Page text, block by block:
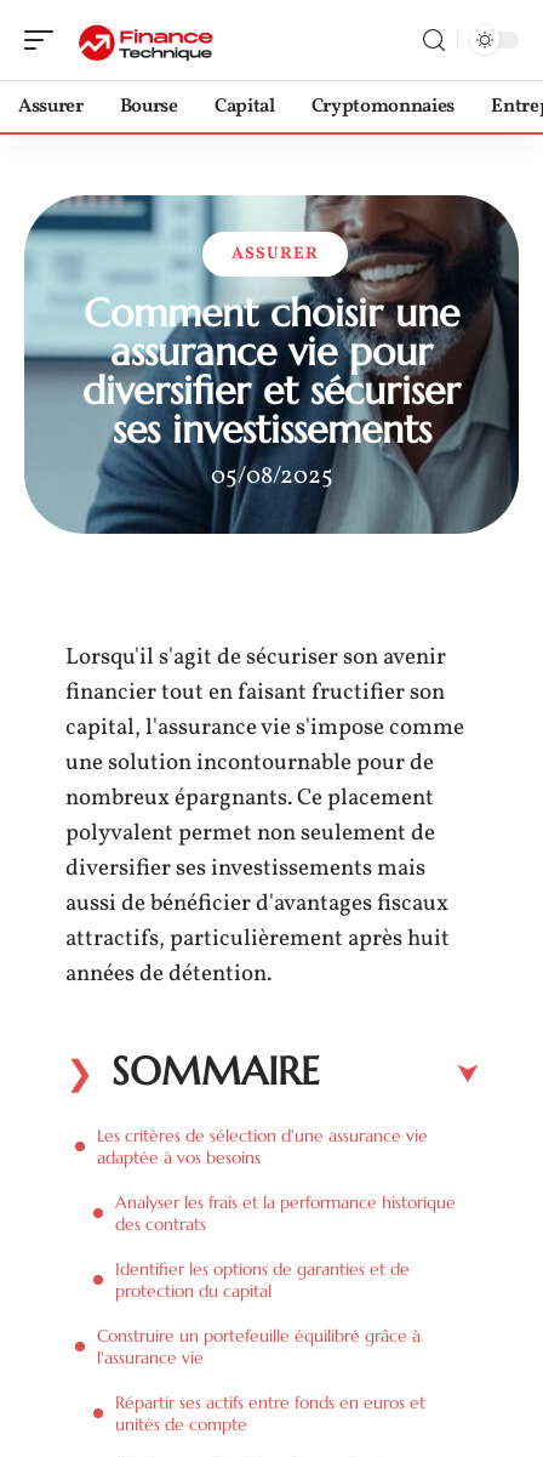
Assurer Bourse Capital Cryptomonnaies
ASSURER
Comment choisir une
assurance vie pour
diversifier et sécuriser
ses investissements
05/08/2025
Lorsqu'il s'agit de sécuriser son avenir
financier tout en faisant fructifier son
capital, l'assurance vie s'impose comme
une solution incontournable pour de
nombreux épargnants. Ce placement
polyvalent permet non seulement de
diversifier ses investissements mais
aussi de bénéficier d'avantages fiscaux
attractifs, particulièrement après huit
années de détention.
SOMMAIRE
Les critères de sélection d'une assurance vie
adaptée à vos besoins
Analyser les frais et la performance historique
des contrats
Identifier les options de garanties et de
protection du capital
Construire un portefeuille équilibré grâce à
l'assurance vie
Répartir ses actifs entre fonds en euros et
unités de compte